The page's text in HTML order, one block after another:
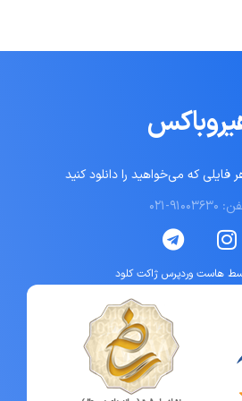
که می‌خواهید را دانلود کنید
۰۲۱
هاست وردپرس ژاکت کلود